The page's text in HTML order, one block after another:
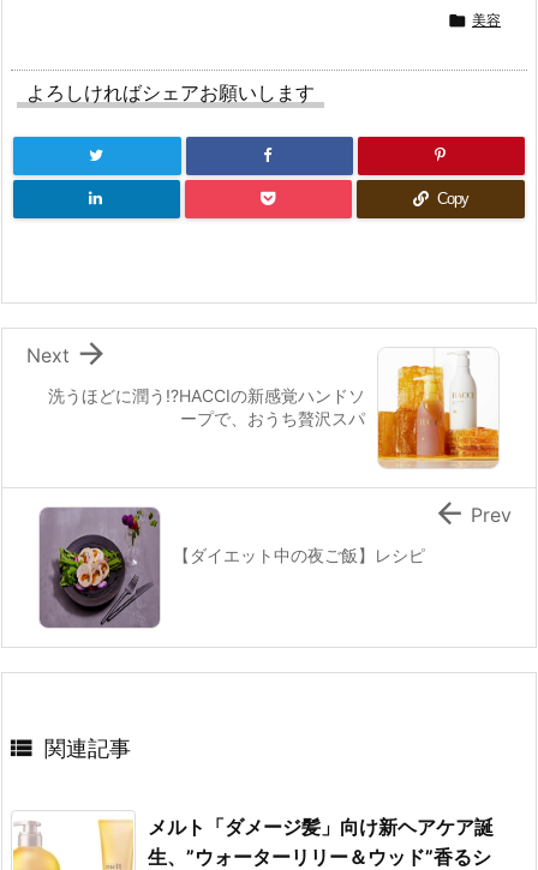
 美容
よろしければシェアお願いします
Copy
洗うほどに潤う!?HACCIの新感覚ハンドソ
ープで、おうち贅沢スパ

Next
【ダイエット中の夜ご飯】レシピ
 Prev
 関連記事
メルト「ダメージ髪」向け新ヘアケア誕
生、”ウォーターリリー＆ウッド”香るシ